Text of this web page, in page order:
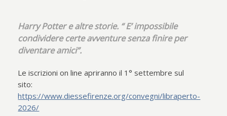
Harry Potter e altre storie. “ E’ impossibile
condividere certe avventure senza finire per
diventare amici”.
Le iscrizioni on line apriranno il 1° settembre sul
sito:
https://www.diessefirenze.org/convegni/libraperto-
2026/